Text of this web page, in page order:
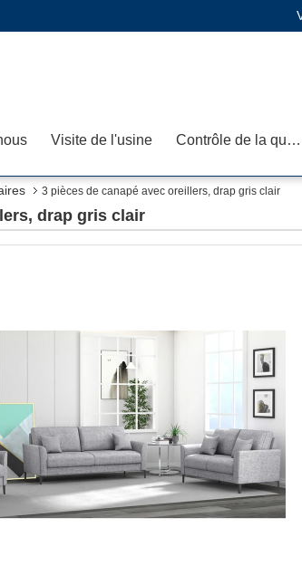
Visite de l'usine Contrôle de la qualité
3 pièces de canapé avec oreillers, drap gris clair
drap gris clair